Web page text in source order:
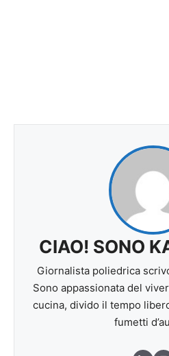
CIAO! SONO
Giornalista poliedrica
Sono appassionata del
cucina, divido il tempo
fumetti